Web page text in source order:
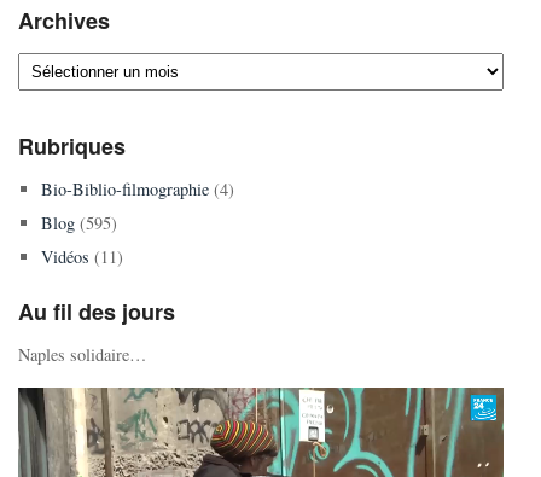
Archives
Archives
Rubriques
Bio-Biblio-filmographie(4)
Blog(595)
Vidéos (11)
Au fil des jours
Naples solidaire…
Lecteur
vidéo